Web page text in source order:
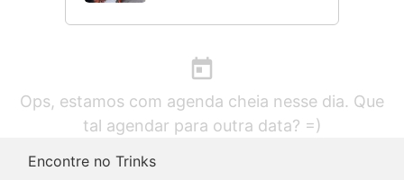
today
Ops, estamos com agenda cheia nesse dia. Que
tal agendar para outra data? =)
Encontre no Trinks